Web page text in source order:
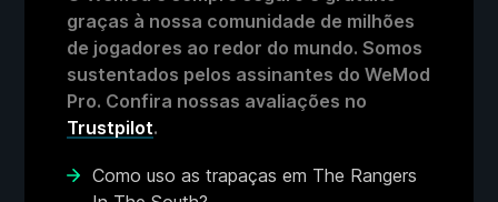
graças à nossa comunidade de milhões
de jogadores ao redor do mundo. Somos
sustentados pelos assinantes do WeMod
Pro. Confira nossas avaliações no
Trustpilot.
Como uso as trapaças em The Rangers